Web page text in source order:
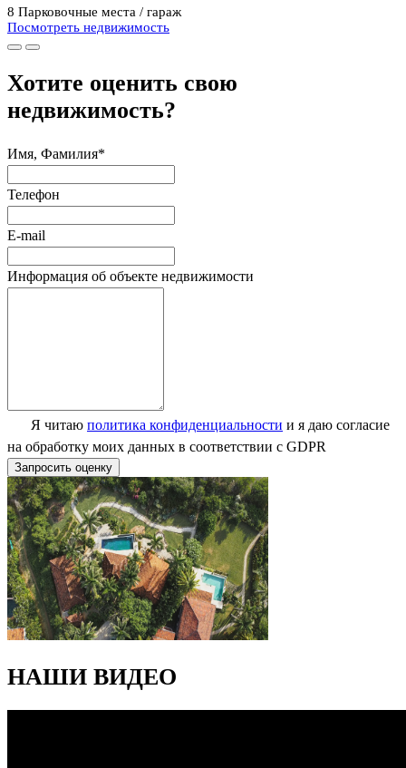
8 Парковочные места / гараж
Посмотреть недвижимость
Хотите оценить свою
недвижимость?
Имя, Фамилия*
Телефон
E-mail
Информация об объекте недвижимости
Я читаю политика конфиденциальности и я даю согласие
на обработку моих данных в соответствии с GDPR
Запросить оценку
НАШИ ВИДЕО